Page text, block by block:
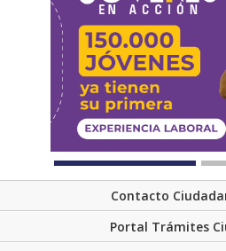
Contacto
Portal Trámites